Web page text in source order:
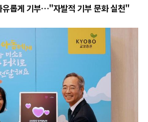
유롭게 기부…"자발적 기부 문화 실천"